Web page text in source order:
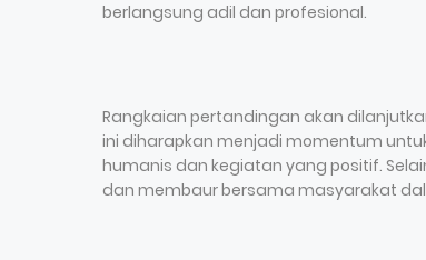
berlangsung adil dan profesional.
Rangkaian pertandingan akan
ini diharapkan menjadi momentum
humanis dan kegiatan yang positif.
dan membaur bersama masyarakat